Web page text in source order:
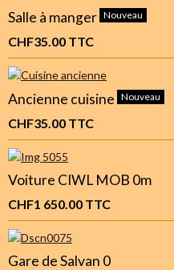
Salle à manger Nouveau
CHF35.00 TTC
Ancienne cuisine Nouveau
CHF35.00 TTC
Voiture CIWL MOB 0m
CHF1 650.00 TTC
Gare de Salvan 0